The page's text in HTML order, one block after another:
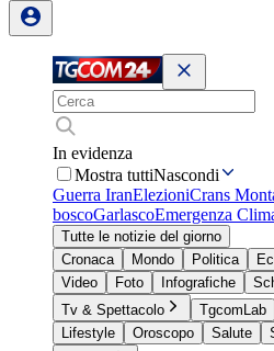
In evidenza
Mostra tuttiNascondi
Guerra IranElezioniCrans
boscoGarlascoEmergenza
Tutte le notizie del giorno
Cronaca
Mondo Politica
Video
Foto Infografiche
Tv & Spettacolo
TgcomLab
Lifestyle
Oroscopo Salute